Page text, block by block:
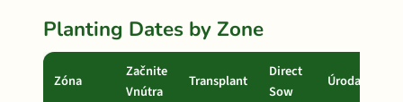
Planting Dates by Zone
Zóna
Začnite
Vnútra
Transplant
Direct
Sow
Úroda